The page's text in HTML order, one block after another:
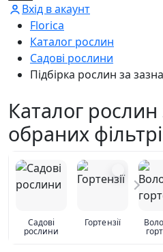
Вхід в акаунт
Florica
Каталог рослин
Садові рослини
Підбірка рослин за
Каталог рослин
обраних
Садові
рослини
Гортензії